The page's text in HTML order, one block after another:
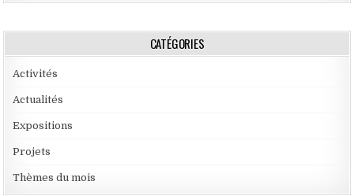
CATÉGORIES
Activités
Actualités
Expositions
Projets
Thèmes du mois